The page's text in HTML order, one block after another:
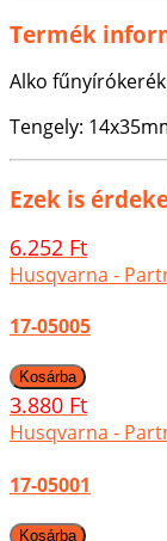
Termék
Alko
Tengely:
Ezek is
6.252 Ft
Husqvarna -
17-05005
3.880 Ft
Husqvarna -
17-05001